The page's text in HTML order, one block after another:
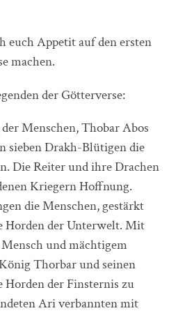
euch Appetit auf den ersten
machen.
der Götterverse:
Menschen, Thobar Abos
sieben Drakh-Blütigen die
Die Reiter und ihre Drachen
Kriegern Hoffnung.
die Menschen, gestärkt
Horden der Unterwelt. Mit
und mächtigem
Thorbar und seinen
der Finsternis zu
Ari verbannten mit